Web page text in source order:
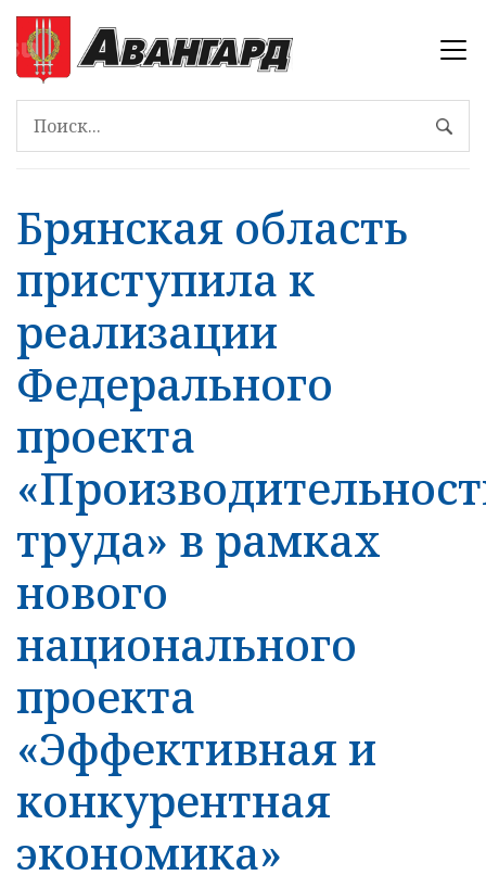
Брянская область
приступила к
реализации
Федерального
проекта
труда» в рамках
нового
национального
проекта
«Эффективная и
конкурентная
экономика»